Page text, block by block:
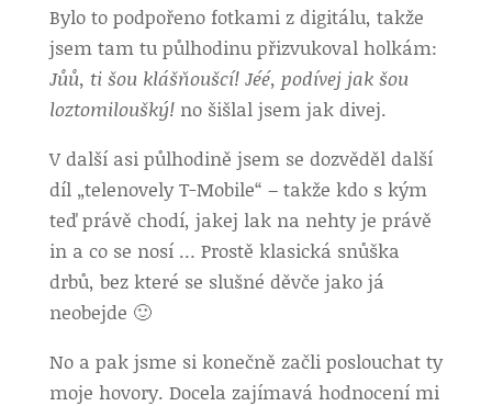
Bylo to podpořeno fotkami z digitálu, takže
jsem tam tu půlhodinu přizvukoval holkám:
Jůů, ti šou klášňoušcí! Jéé, podívej jak šou
loztomiloušký!no šišlal jsem jak divej.
V další asi půlhodině jsem se dozvěděl další
díl „telenovely T-Mobile“ – takže kdo s kým
teď právě chodí, jakej lak na nehty je právě
in a co se nosí … Prostě klasická snůška
drbů, bez které se slušné děvče jako já
neobejde 🙂
No a pak jsme si konečně začli poslouchat ty
moje hovory. Docela zajímavá hodnocení mi